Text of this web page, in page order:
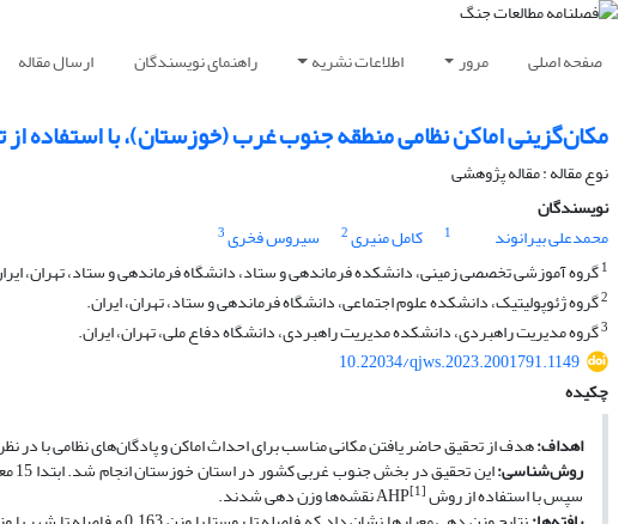
صفحه اصلی مرور اطلاعات نشریه راهنمای نویسندگان ارسال مقاله
مکان‌گزینی اماکن نظامی منطقه جنوب غرب (خوزستان)، با استفاده از
نوع مقاله : مقاله پژوهشی
نویسندگان
محمدعلی بیرانوند
1 کامل منیری2 سیروس فخری3
1گروه آموزشی تخصصی زمینی، دانشکده فرماندهی و ستاد، دانشگاه فرماندهی و ستاد، تهران،
2گروه ژئوپولیتیک، دانشکده علوم اجتماعی، دانشگاه فرماندهی و ستاد، تهران، ایران.
3گروه مدیریت راهبردی، دانشکده مدیریت راهبردی، دانشگاه دفاع ملی، تهران، ایران.
10.22034/qjws.2023.2001791.1149
چکیده
اهداف:هدف از تحقیق حاضر یافتن مکانی مناسب برای احداث اماکن و پادگان‌های نظامی با در
روش‌شناسی:
سپس با استفاده از روش AHP[1] نقشه‌ها وزن دهی شدند.